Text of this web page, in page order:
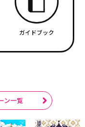
ガイドブック
ン一覧